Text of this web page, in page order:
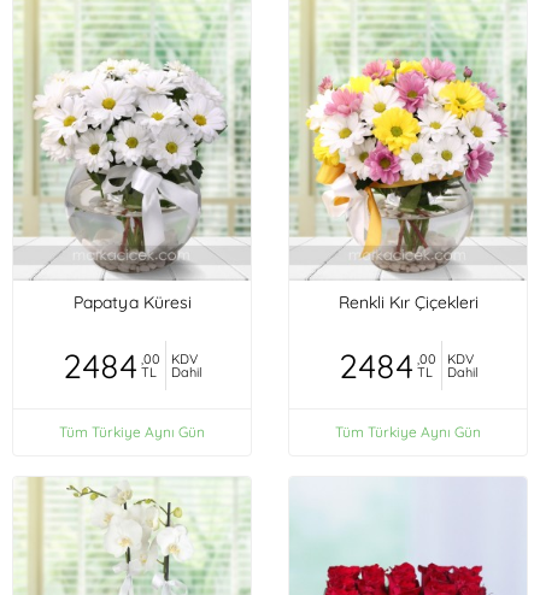
Papatya Küresi
2484 ,00
TL
KDV
Dahil
Tüm Türkiye Aynı Gün
Renkli Kır Çiçekleri
2484 ,00
TL
KDV
Dahil
Tüm Türkiye Aynı Gün